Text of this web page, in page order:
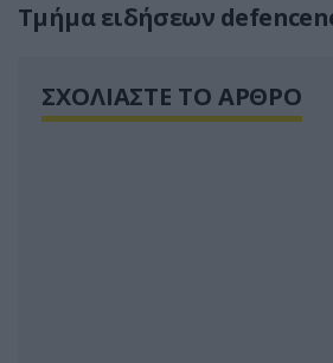
Τμήμα ειδήσεων
ΣΧΟΛΙΑΣΤΕ ΤΟ ΑΡΘΡΟ